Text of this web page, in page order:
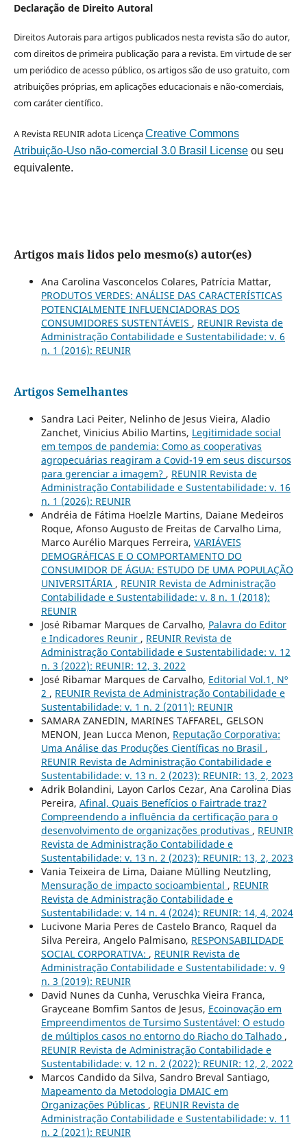
Declaração de Direito Autoral
Direitos Autorais para artigos publicados nesta revista são do autor,
com direitos de primeira publicação para a revista. Em virtude de ser
um periódico de acesso público, os artigos são de uso gratuito, com
atribuições próprias, em aplicações educacionais e não-comerciais,
com caráter científico.
A Revista REUNIR adota LicençaCreative Commons
Atribuição-Uso não-comercial 3.0 Brasil Licenseou seu
equivalente.
Artigos mais lidos pelo mesmo(s) autor(es)
Ana Carolina Vasconcelos Colares, Patrícia Mattar,
PRODUTOS VERDES: ANÁLISE DAS CARACTERÍSTICAS
POTENCIALMENTE INFLUENCIADORAS DOS
CONSUMIDORES SUSTENTÁVEIS , REUNIR Revista de
Administração Contabilidade e Sustentabilidade: v. 6
n. 1 (2016): REUNIR
Artigos Semelhantes
Sandra Laci Peiter, Nelinho de Jesus Vieira, Aladio
Zanchet, Vinicius Abilio Martins, Legitimidade social
em tempos de pandemia: Como as cooperativas
agropecuárias reagiram a Covid-19 em seus discursos
para gerenciar a imagem? , REUNIR Revista de
Administração Contabilidade e Sustentabilidade: v. 16
n. 1 (2026): REUNIR
Andréia de Fátima Hoelzle Martins, Daiane Medeiros
Roque, Afonso Augusto de Freitas de Carvalho Lima,
Marco Aurélio Marques Ferreira, VARIÁVEIS
DEMOGRÁFICAS E O COMPORTAMENTO DO
CONSUMIDOR DE ÁGUA: ESTUDO DE UMA POPULAÇÃO
UNIVERSITÁRIA , REUNIR Revista de Administração
Contabilidade e Sustentabilidade: v. 8 n. 1 (2018):
REUNIR
José Ribamar Marques de Carvalho, Palavra do Editor
e Indicadores Reunir , REUNIR Revista de
Administração Contabilidade e Sustentabilidade: v. 12
n. 3 (2022): REUNIR: 12, 3, 2022
José Ribamar Marques de Carvalho, Editorial Vol.1, Nº
2 , REUNIR Revista de Administração Contabilidade e
Sustentabilidade: v. 1 n. 2 (2011): REUNIR
SAMARA ZANEDIN, MARINES TAFFAREL, GELSON
MENON, Jean Lucca Menon, Reputação Corporativa:
Uma Análise das Produções Científicas no Brasil ,
REUNIR Revista de Administração Contabilidade e
Sustentabilidade: v. 13 n. 2 (2023): REUNIR: 13, 2, 2023
Adrik Bolandini, Layon Carlos Cezar, Ana Carolina Dias
Pereira, Afinal, Quais Benefícios o Fairtrade traz?
Compreendendo a influência da certificação para o
desenvolvimento de organizações produtivas , REUNIR
Revista de Administração Contabilidade e
Sustentabilidade: v. 13 n. 2 (2023): REUNIR: 13, 2, 2023
Vania Teixeira de Lima, Daiane Mülling Neutzling,
Mensuração de impacto socioambiental , REUNIR
Revista de Administração Contabilidade e
Sustentabilidade: v. 14 n. 4 (2024): REUNIR: 14, 4, 2024
Lucivone Maria Peres de Castelo Branco, Raquel da
Silva Pereira, Angelo Palmisano, RESPONSABILIDADE
SOCIAL CORPORATIVA: , REUNIR Revista de
Administração Contabilidade e Sustentabilidade: v. 9
n. 3 (2019): REUNIR
David Nunes da Cunha, Veruschka Vieira Franca,
Grayceane Bomfim Santos de Jesus, Ecoinovação em
Empreendimentos de Tursimo Sustentável: O estudo
de múltiplos casos no entorno do Riacho do Talhado ,
REUNIR Revista de Administração Contabilidade e
Sustentabilidade: v. 12 n. 2 (2022): REUNIR: 12, 2, 2022
Marcos Candido da Silva, Sandro Breval Santiago,
Mapeamento da Metodologia DMAIC em
Organizações Públicas , REUNIR Revista de
Administração Contabilidade e Sustentabilidade: v. 11
n. 2 (2021): REUNIR